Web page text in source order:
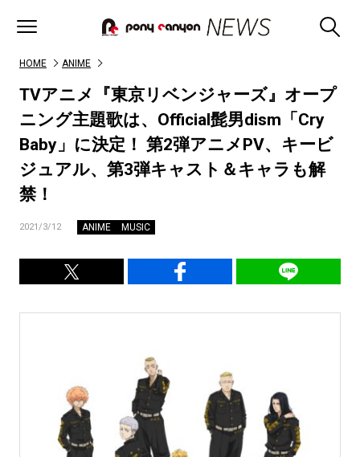
HOME ANIME
TVアニメ『東京リベンジャーズ』オープ
ニング主題歌は、Official髭男dism「Cry
Baby」に決定！ 第2弾アニメPV、キービ
ジュアル、第3弾キャスト＆キャラも解
禁！
2021/3/12 ANIME MUSIC